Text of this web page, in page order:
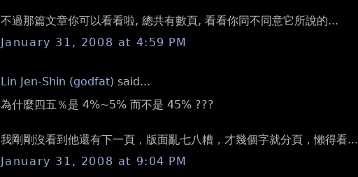
不過那篇文章你可以看看啦, 總共有數頁, 看看你同不同意它所說的...
January 31, 2008 at 4:59 PM
Lin Jen-Shin (godfat) said...
為什麼四五％是 4%~5% 而不是 45% ???
我剛剛沒看到他還有下一頁，版面亂七八糟，才幾個字就分頁，懶得看...
January 31, 2008 at 9:04 PM